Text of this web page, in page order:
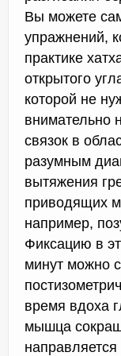
Вы можете
упражнений,
практике
открытого
которой не
внимательно
связок в
разумным
вытяжения
приводящих
например,
Фиксацию в
минут можно
время вдоха
мышца